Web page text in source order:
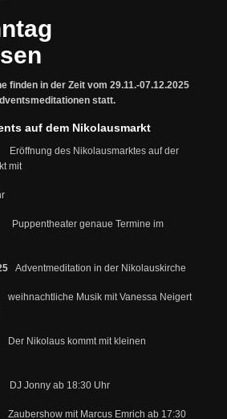
finden in der Zeit vom 29.11.-07.12.2025
statt.
auf dem Nikolausmarkt
des Nikolausmarktes auf der
mit
genaue Termine im
Adventmeditation in der Nikolauskirche
Musik mit Vanessa Neigert
kommt mit kleinen
DJ Jonny ab 18:30 Uhr
mit Marcus Emrich ab 17:30